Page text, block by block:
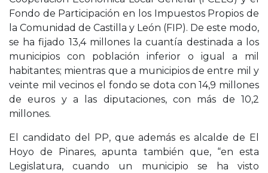
Fondo de Participación en los Impuestos Propios de
la Comunidad de Castilla y León (FIP). De este modo,
se ha fijado 13,4 millones la cuantía destinada a los
municipios con población inferior o igual a mil
habitantes; mientras que a municipios de entre mil y
veinte mil vecinos el fondo se dota con 14,9 millones
de euros y a las diputaciones, con más de 10,2
millones.
El candidato del PP, que además es alcalde de El
Hoyo de Pinares, apunta también que, “en esta
Legislatura, cuando un municipio se ha visto